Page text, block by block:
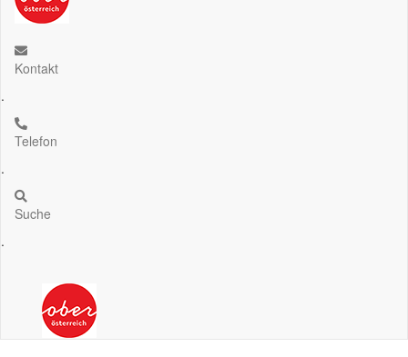
Kontakt
.
Telefon
.
Suche
.